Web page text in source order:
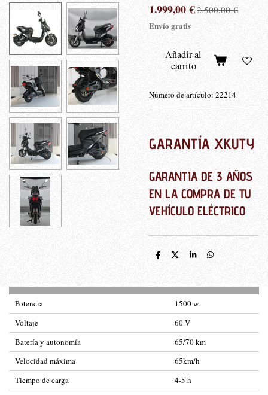
1.999,00 €2.500,00 €
Envío gratis
Añadir al
carrito
Número de artículo: 22214
GARANTÍA XKUTY
GARANTIA DE 3 AÑOS
EN LA COMPRA DE TU
VEHÍCULO ELÉCTRICO
C
a
r
i
C
a
r
t
i
r
C
a
r
t
i
C
a
r
i
Potencia
1500 w
Voltaje
60 V
Batería y autonomía
65/70 km
Velocidad máxima
65km/h
Tiempo de carga
4-5 h